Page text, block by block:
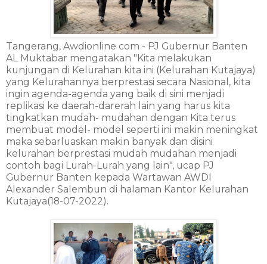
Tangerang, Awdionline com - PJ Gubernur Banten
AL Muktabar mengatakan "Kita melakukan
kunjungan di Kelurahan kita ini (Kelurahan Kutajaya)
yang Kelurahannya berprestasi secara Nasional, kita
ingin agenda-agenda yang baik di sini menjadi
replikasi ke daerah-darerah lain yang harus kita
tingkatkan mudah- mudahan dengan Kita terus
membuat model- model seperti ini makin meningkat
maka sebarluaskan makin banyak dan disini
kelurahan berprestasi mudah mudahan menjadi
contoh bagi Lurah-Lurah yang lain", ucap PJ
Gubernur Banten kepada Wartawan AWDI
Alexander Salembun di halaman Kantor Kelurahan
Kutajaya(18-07-2022).